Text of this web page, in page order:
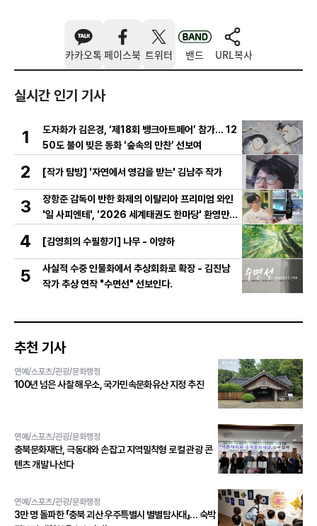
카카오톡 페이스북 트위터 밴드 URL복사
실시간 인기 기사
1
도자화가 김은경, ‘제18회 뱅크아트페어’ 참가… 12
50도 불이 빚은 동화 ‘숲속의 만찬’ 선보여
2 [작가 탐방] '자연에서 영감을 받는' 김남주 작가
3
장항준 감독이 반한 화제의 이탈리아 프리미엄 와인
'일 사피엔테', '2026 세계태권도 한마당' 환영만찬
4 [김영희의 수필향기] 나무 - 이양하
5
사실적 수중 인물화에서 추상회화로 확장 - 김진남
작가 추상 연작 "수면선" 선보인다.
추천 기사
연예/스포츠/관광/문화행정
100년 넘은 사찰 해우소, 국가민속문화유산 지정 추진
연예/스포츠/관광/문화행정
충북문화재단, 극동대와 손잡고 지역밀착형 로컬 관광 콘
텐츠 개발 나선다
연예/스포츠/관광/문화행정
3만 명 돌파한 「충북 괴산 우주특별시 별별탐사대」… 숙박